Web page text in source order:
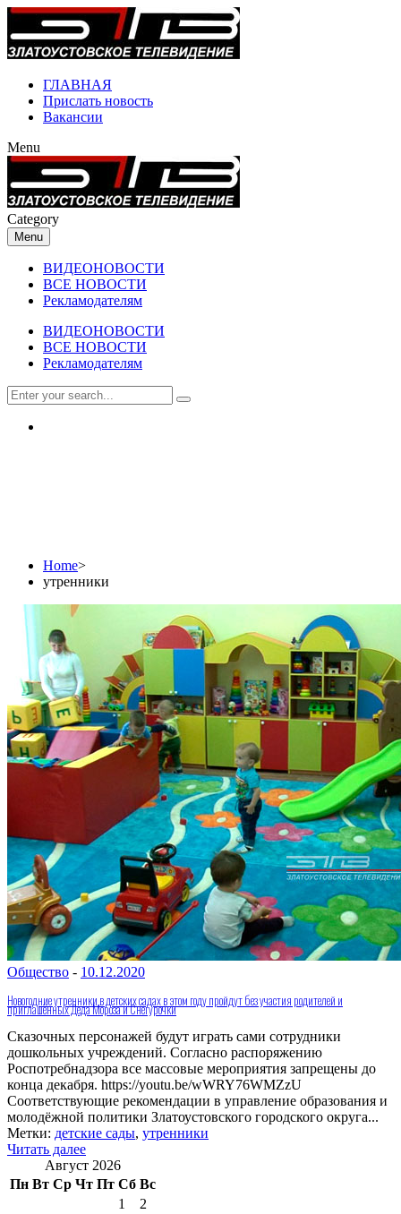
ГЛАВНАЯ
Прислать новость
Вакансии
Menu
Category
Menu
ВИДЕОНОВОСТИ
ВСЕ НОВОСТИ
Рекламодателям
ВИДЕОНОВОСТИ
ВСЕ НОВОСТИ
Рекламодателям
Home>
утренники
Общество - 10.12.2020
Новогодние утренники в детских садах в этом году пройдут без участия родителей и
приглашённых Деда Мороза и Снегурочки
Сказочных персонажей будут играть сами сотрудники
дошкольных учреждений. Согласно распоряжению
Роспотребнадзора все массовые мероприятия запрещены до
конца декабря. https://youtu.be/wWRY76WMZzU
Соответствующие рекомендации в управление образования и
молодёжной политики Златоустовского городского округа...
Метки: детские сады, утренники
Читать далее
Август 2026
Пн Вт Ср Чт Пт Сб Вс
1
2